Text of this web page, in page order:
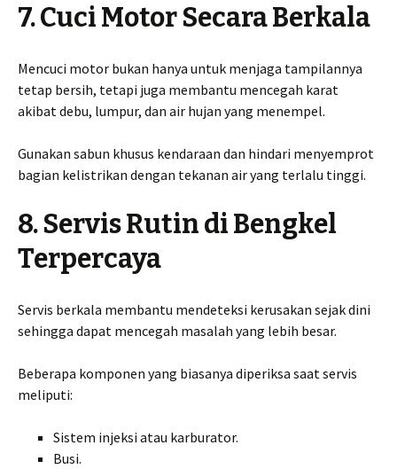
7. Cuci Motor Secara Berkala
Mencuci motor bukan hanya untuk menjaga tampilannya
tetap bersih, tetapi juga membantu mencegah karat
akibat debu, lumpur, dan air hujan yang menempel.
Gunakan sabun khusus kendaraan dan hindari menyemprot
bagian kelistrikan dengan tekanan air yang terlalu tinggi.
8. Servis Rutin di Bengkel
Terpercaya
Servis berkala membantu mendeteksi kerusakan sejak dini
sehingga dapat mencegah masalah yang lebih besar.
Beberapa komponen yang biasanya diperiksa saat servis
meliputi:
Sistem injeksi atau karburator.
Busi.